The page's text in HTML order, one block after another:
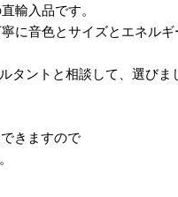
輸入品です。
に音色とサイズとエネルギ
タントと相談して、選びま
きますので